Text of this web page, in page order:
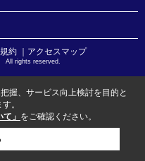
約 ｜アクセスマップ
All rights reserved.
握、サービス向上検討を目的と
。
」 をご確認ください。